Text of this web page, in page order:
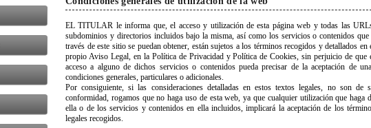
EL TITULAR le informa que, el acceso y utilización de esta página web y todas las
subdominios y directorios incluidos bajo la misma, así como los servicios o contenidos que
través de este sitio se puedan obtener, están sujetos a los términos recogidos y detallados en
propio Aviso Legal, en la Política de Privacidad y Política de Cookies, sin perjuicio de que
acceso a alguno de dichos servicios o contenidos pueda precisar de la aceptación de
condiciones generales, particulares o adicionales.
Por consiguiente, si las consideraciones detalladas en estos textos legales, no son de
conformidad, rogamos que no haga uso de esta web, ya que cualquier utilización que haga
ella o de los servicios y contenidos en ella incluidos, implicará la aceptación de los
legales recogidos.